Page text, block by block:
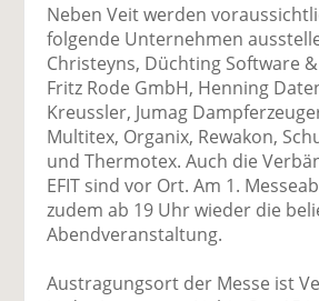
Neben Veit werden
folgende Unternehmen
Christeyns, Düchting Software
Fritz Rode GmbH, Henning
Kreussler, Jumag
Multitex, Organix, Rewakon,
und Thermotex. Auch die
EFIT sind vor Ort. Am 1.
zudem ab 19 Uhr wieder die
Abendveranstaltung.
Austragungsort der Messe ist